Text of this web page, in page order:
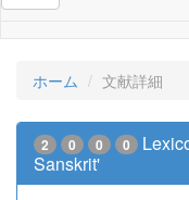
ホーム 文献詳細
2 0 0 0
Sanskrit'